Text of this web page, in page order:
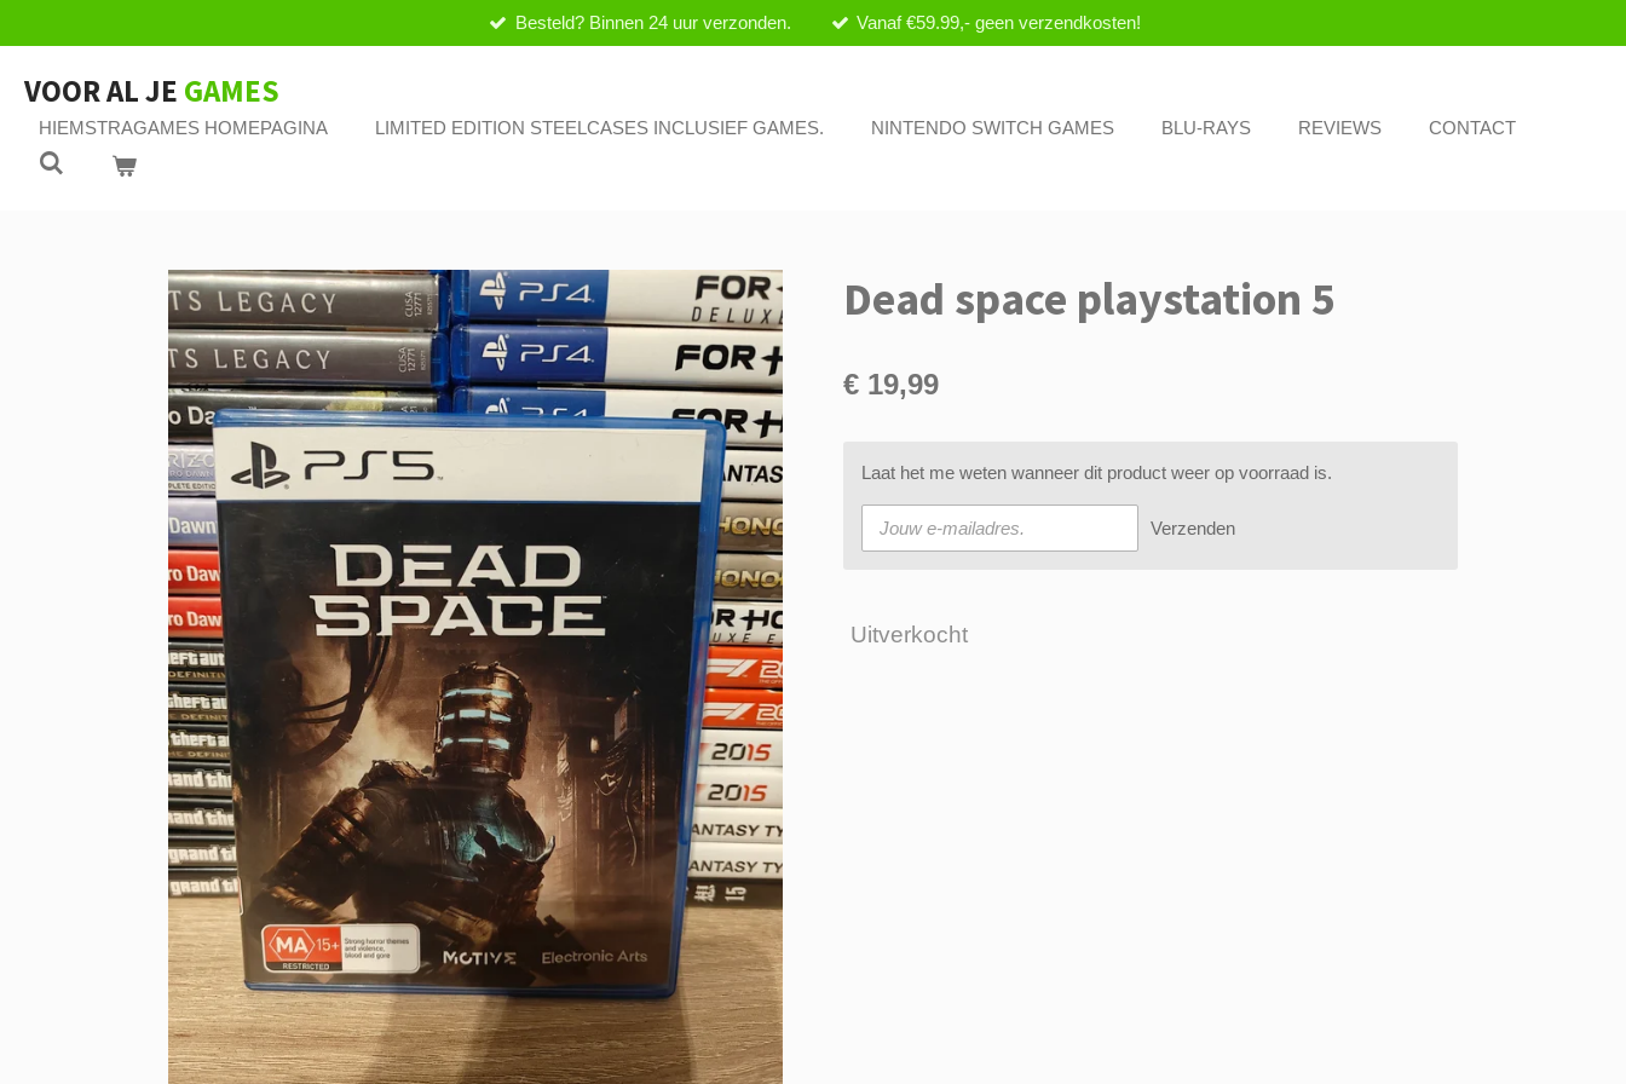
direct
naar
de
hoofdinhoud
Besteld? Binnen 24 uur verzonden. Vanaf €59.99,- geen verzendkosten!
VOOR AL JE GAMES
HIEMSTRAGAMES HOMEPAGINA LIMITED EDITION STEELCASES INCLUSIEF GAMES. NINTENDO SWITCH GAMES BLU-RAYS REVIEWS CONTACT
Dead space playstation 5
€ 19,99
Laat het me weten wanneer dit product weer op voorraad is.
Verzenden
Uitverkocht